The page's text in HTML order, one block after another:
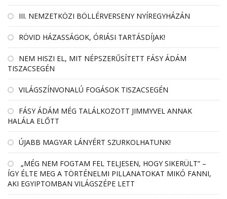
III. NEMZETKÖZI BÖLLÉRVERSENY NYÍREGYHÁZÁN
RÖVID HÁZASSÁGOK, ÓRIÁSI TARTÁSDÍJAK!
NEM HISZI EL, MIT NÉPSZERŰSÍTETT FÁSY ÁDÁM
TISZACSEGÉN
VILÁGSZÍNVONALÚ FOGÁSOK TISZACSEGÉN
FÁSY ÁDÁM MÉG TALÁLKOZOTT JIMMYVEL ANNAK
HALÁLA ELŐTT
ÚJABB MAGYAR LÁNYÉRT SZURKOLHATUNK!
„MÉG NEM FOGTAM FEL TELJESEN, HOGY SIKERÜLT” –
ÍGY ÉLTE MEG A TÖRTÉNELMI PILLANATOKAT MIKÓ FANNI,
AKI EGYIPTOMBAN VILÁGSZÉPE LETT